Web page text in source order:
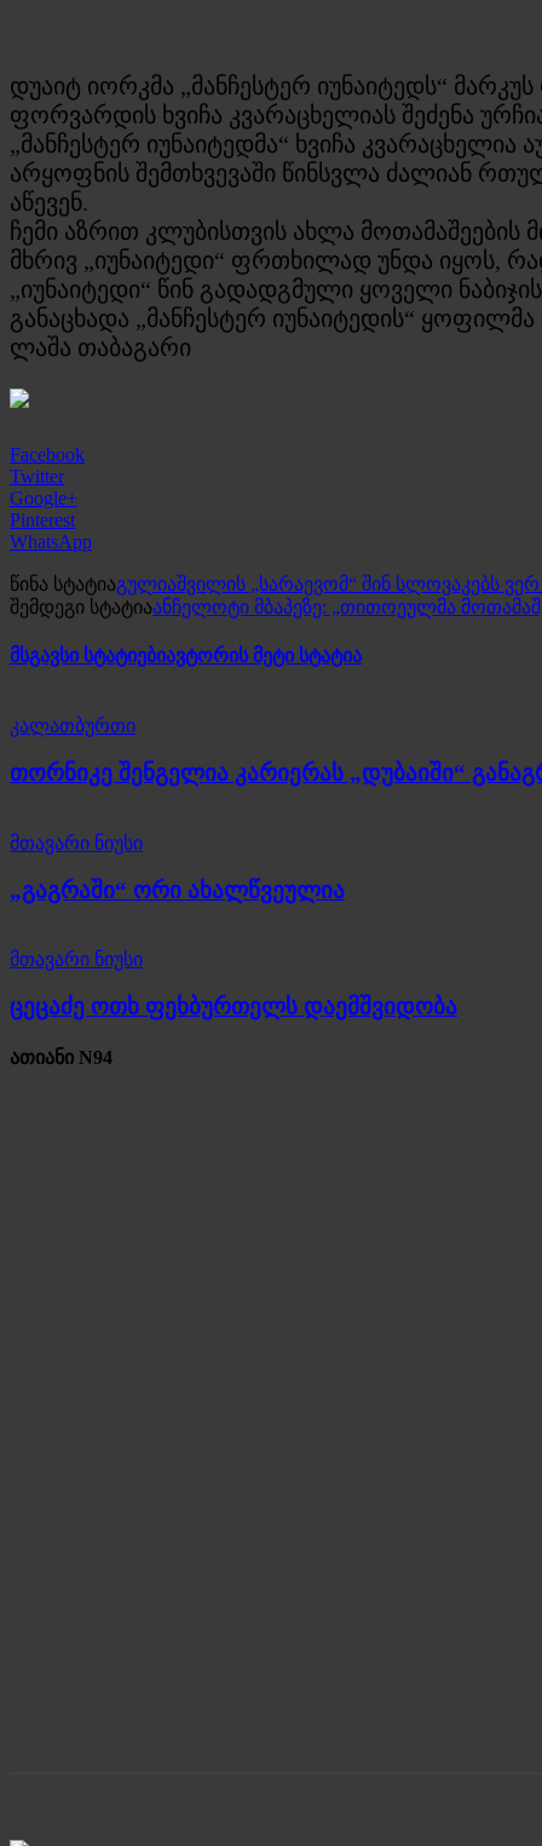
დუაიტ იორკმა „მანჩესტერ იუნაიტედს“
ფორვარდის ხვიჩა კვარაცხელიას შეძენა
„მანჩესტერ იუნაიტედმა“ ხვიჩა
არყოფნის შემთხვევაში წინსვლა ძალიან
აწევენ.
ჩემი აზრით კლუბისთვის ახლა მოთამაშეების
მხრივ „იუნაიტედი“ ფრთხილად უნდა იყოს,
„იუნაიტედი“ წინ გადადგმული ყოველი
განაცხადა „მანჩესტერ იუნაიტედის“
ლაშა თაბაგარი
Facebook
Twitter
Google+
Pinterest
WhatsApp
წინა სტატიაგულიაშვილის „სარაევომ“ შინ სლოვაკებს ვერ
შემდეგი სტატიაანჩელოტი მბაპეზე: „თითოეულმა
მსგავსი სტატიებიავტორის მეტი სტატია
კალათბურთი
თორნიკე შენგელია კარიერას „დუბაიში“
მთავარი ნიუსი
„გაგრაში“ ორი ახალწვეულია
მთავარი ნიუსი
ცეცაძე ოთხ ფეხბურთელს დაემშვიდობა
ათიანი N94